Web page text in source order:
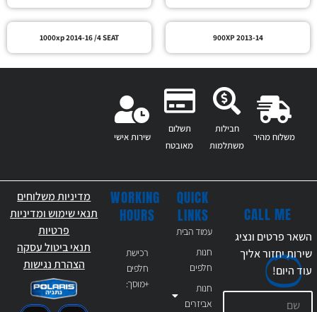
900XP 2013-14
1000xp 2014-16 /4 SEAT
משלוח מהיר
חבילות
משתלמות
תשלום
מאובטח
שירות אישי
QUICK
LINKS
עמוד הבית
חנות
חלפים
חנות
אביזרים
WORKING
HOURS
רכישת
חלפים
+מוסך:
CALL ME
השאר פרטים ונציג
שירות יחזור אליך
עודהיום!
מדיניות משלוחים
תנאי שימוש ומדיניות
פרטיות
תנאי ביטול עסקה
הצהרת נגישות